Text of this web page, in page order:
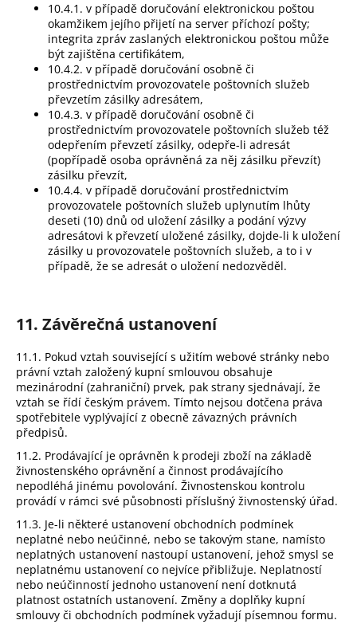
10.4.1. v případě doručování elektronickou poštou
okamžikem jejího přijetí na server příchozí pošty;
integrita zpráv zaslaných elektronickou poštou může
být zajištěna certifikátem,
10.4.2. v případě doručování osobně či
prostřednictvím provozovatele poštovních služeb
převzetím zásilky adresátem,
10.4.3. v případě doručování osobně či
prostřednictvím provozovatele poštovních služeb též
odepřením převzetí zásilky, odepře-li adresát
(popřípadě osoba oprávněná za něj zásilku převzít)
zásilku převzít,
10.4.4. v případě doručování prostřednictvím
provozovatele poštovních služeb uplynutím lhůty
deseti (10) dnů od uložení zásilky a podání výzvy
adresátovi k převzetí uložené zásilky, dojde-li k uložení
zásilky u provozovatele poštovních služeb, a to i v
případě, že se adresát o uložení nedozvěděl.
11. Závěrečná ustanovení
11.1. Pokud vztah související s užitím webové stránky nebo
právní vztah založený kupní smlouvou obsahuje
mezinárodní (zahraniční) prvek, pak strany sjednávají, že
vztah se řídí českým právem. Tímto nejsou dotčena práva
spotřebitele vyplývající z obecně závazných právních
předpisů.
11.2. Prodávající je oprávněn k prodeji zboží na základě
živnostenského oprávnění a činnost prodávajícího
nepodléhá jinému povolování. Živnostenskou kontrolu
provádí v rámci své působnosti příslušný živnostenský úřad.
11.3. Je-li některé ustanovení obchodních podmínek
neplatné nebo neúčinné, nebo se takovým stane, namísto
neplatných ustanovení nastoupí ustanovení, jehož smysl se
neplatnému ustanovení co nejvíce přibližuje. Neplatností
nebo neúčinností jednoho ustanovení není dotknutá
platnost ostatních ustanovení. Změny a doplňky kupní
smlouvy či obchodních podmínek vyžadují písemnou formu.